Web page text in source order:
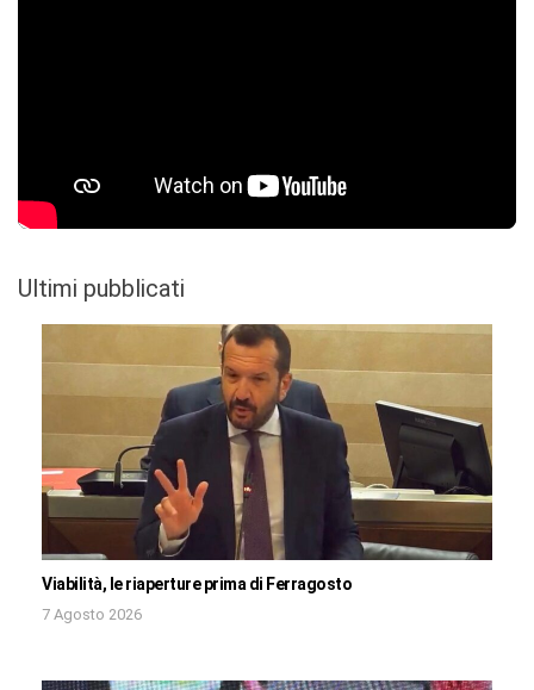
Ultimi pubblicati
Viabilità, le riaperture prima di Ferragosto
7 Agosto 2026